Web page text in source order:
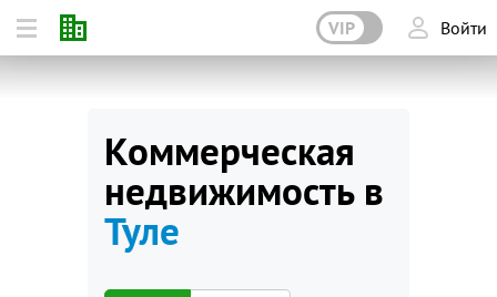
VIP Войти
Коммерческая
недвижимость в
Туле